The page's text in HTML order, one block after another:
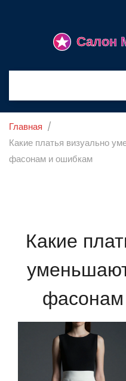
Главная
Какие платья визуально
фасонам и ошибкам
Какие